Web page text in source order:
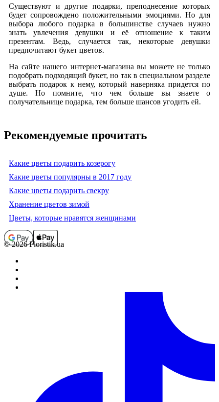
Существуют и другие подарки, преподнесение которых
будет сопровождено положительными эмоциями. Но для
выбора любого подарка в большинстве случаев нужно
знать увлечения девушки и её отношение к таким
презентам. Ведь, случается так, некоторые девушки
предпочитают букет цветов.
На сайте нашего интернет-магазина вы можете не только
подобрать подходящий букет, но так в специальном разделе
выбрать подарок к нему, который наверняка придется по
душе. Но помните, что чем больше вы знаете о
получательнице подарка, тем больше шансов угодить ей.
Рекомендуемые прочитать
Какие цветы подарить козерогу
Какие цветы популярны в 2017 году
Какие цветы подарить свекру
Хранение цветов зимой
Цветы, которые нравятся женщинами
© 2026 Floristik.ua